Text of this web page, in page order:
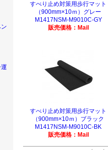
すべり止め対策用歩行マット
（900mm×10ｍ）グレー
M1417NSM-M9010C-GY
販売価格：Mail
すべり止め対策用歩行マット
（900mm×10ｍ）ブラック
M1417NSM-M9010C-BK
販売価格：Mail